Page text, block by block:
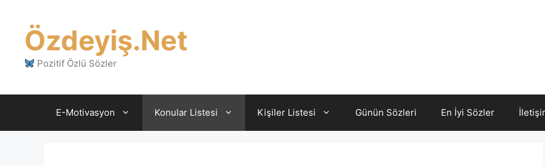
Özdeyiş.Net
Pozitif Özlü Sözler
E-Motivasyon Konular Listesi Kişiler Listesi Günün Sözleri En İyi Sözler